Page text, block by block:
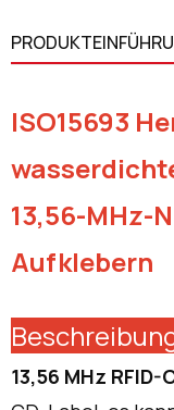
ISO15693
13,56-MHz-
Aufklebern
13,56 MHz